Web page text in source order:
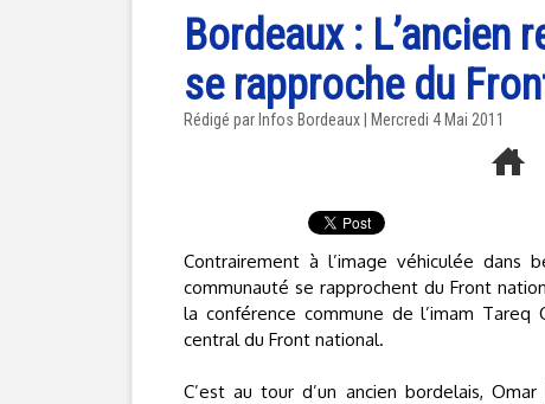
Bordeaux : L’ancien
se rapproche du
Rédigé par Infos Bordeaux | Mercredi 4 Mai 2011
Contrairement à l’image véhiculée dans
communauté se rapprochent du Front
la conférence commune de l’imam
central du Front national.
C’est au tour d’un ancien bordelais,